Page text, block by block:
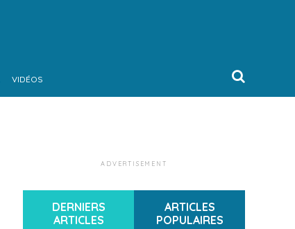
VIDÉOS
ADVERTISEMENT
DERNIERS
ARTICLES
ARTICLES
POPULAIRES